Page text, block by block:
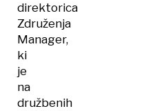
direktorica
Združenja
Manager,
ki
je
na
družbenih